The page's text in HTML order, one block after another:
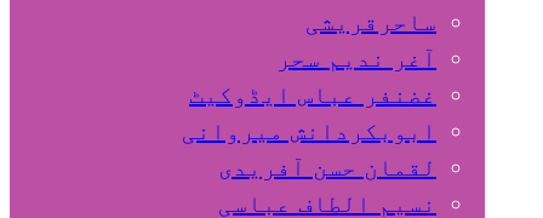
ساحرقریشی
آغر ندیم سحر
غضنفر عباس ایڈوکیٹ
ابوبکردانش میروانی
لقمان حسن آفریدی
نسیم الطاف عباسی